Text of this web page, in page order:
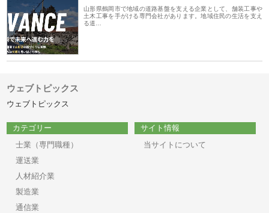
山形県鶴岡市で地域の道路基盤を支える企業として、舗装工事や
土木工事を手がける専門会社があります。地域住民の生活を支え
る道…
ウェブトピックス
ウェブトピックス
カテゴリー
士業（専門職種）
運送業
人材紹介業
製造業
通信業
サイト情報
当サイトについて